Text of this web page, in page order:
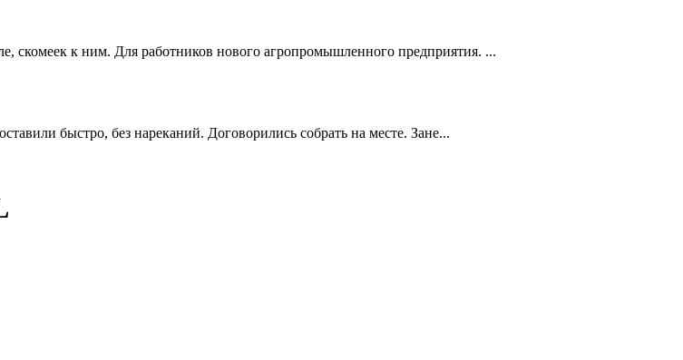
скомеек к ним. Для работников нового агропромышленного предприятия. ...
быстро, без нареканий. Договорились собрать на месте. Зане...